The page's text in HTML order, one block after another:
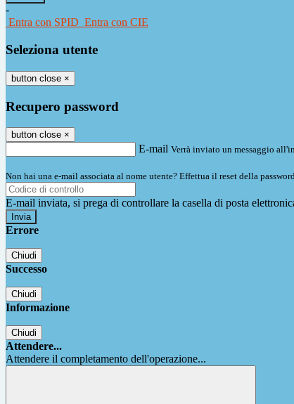
-
Entra con SPID Entra con CIE
Seleziona utente
button close ×
Recupero password
button close ×
E-mail Verrà inviato un messaggio
Non hai una e-mail associata al nome utente? Effettua il reset della
E-mail inviata, si prega di controllare la casella di posta
Errore
Chiudi
Successo
Chiudi
Informazione
Chiudi
Attendere...
Attendere il completamento dell'operazione...